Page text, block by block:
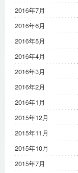
2016年7月
2016年6月
2016年5月
2016年4月
2016年3月
2016年2月
2016年1月
2015年12月
2015年11月
2015年10月
2015年7月